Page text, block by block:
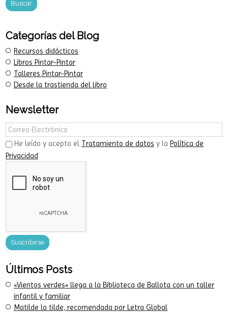
Categorías del Blog
Recursos didácticos
Libros Pintar-Pintar
Talleres Pintar-Pintar
Desde la trastienda del libro
Newsletter
He leído y acepto el Tratamiento de datos y la Política de
Privacidad
Últimos Posts
«Vientos verdes» llega a la Biblioteca de Ballota con un taller
infantil y familiar
Matilde la tilde, recomendada por Letra Global